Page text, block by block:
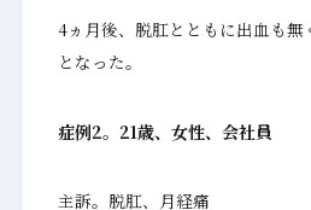
4ヵ月後、脱肛とともに出血も無
となった。
症例2。21歳、女性、会社員
主訴。脱肛、月経痛